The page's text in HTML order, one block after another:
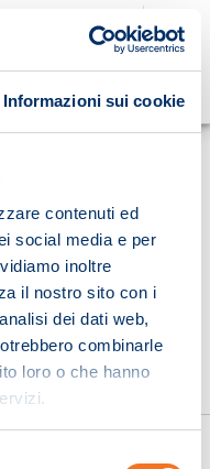
Informazioni sui cookie
contenuti ed
social media e per
inoltre
il nostro sito con i
dei dati web,
combinarle
loro o che hanno